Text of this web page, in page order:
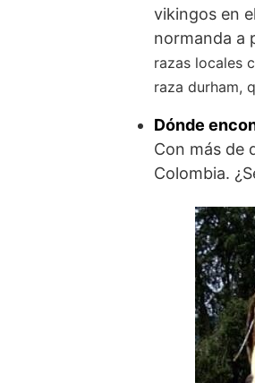
vikingos en
normanda a
razas locales
raza durham,
Dónde
Con más de
Colombia.